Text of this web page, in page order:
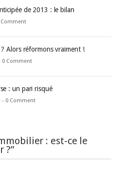
de 2013 : le bilan
Comment
Alors réformons vraiment !
0 Comment
: un pari risqué
- 0 Comment
: est-ce le
?”